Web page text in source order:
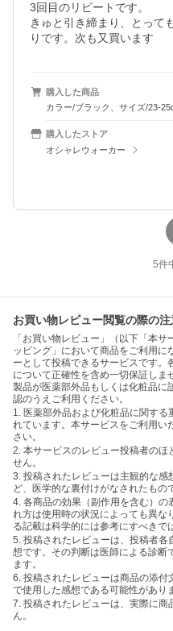
3回目のリピートです。
きゅと引き締まり、とって
りです。次も又買います
購入した商品
カラー/ブラック、サイズ/23-
購入したストア
オシャレウォーカー
5件
お買い物レビュー閲覧の際の
「お買い物レビュー」（以下「本
ッピング」において商品をご利用
ーとして投稿できるサービスです
について正確性を含め一切保証しま
製品が医薬部外品もしくは化粧品に
認のうえご利用ください。
1. 医薬部外品および化粧品に関す
れています。本サービスをご利用い
さい。
2. 本サービスのレビュー投稿者のほ
せん。
3. 投稿されたレビューは主観的な
ど、医学的な裏付けがなされたもの
4. 各商品の効果（副作用を含む）
れ方は使用時の状況によっても異な
る記載は科学的には参考にすべきで
5. 投稿されたレビューは、投稿者
想です。その判断は医師による診断
ます。
6. 投稿されたレビューは商品の添
で使用した感想である可能性があり
7. 投稿されたレビューは、実際に
ん。